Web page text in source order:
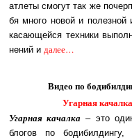
ат­ле­ты смо­гут так же
бя мно­го но­вой и по­лез­ной
ка­са­ю­щей­ся тех­ни­ки
не­ний и да­лее…
Видео по
Угарная качалка
Угарная качалка – это
бло­гов по бо­ди­бил­дин­гу,